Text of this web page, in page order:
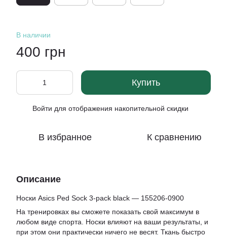
В наличии
400 грн
Купить
Войти для отображения накопительной скидки
В избранное К сравнению
Описание
Носки Asics Ped Sock 3-pack black — 155206-0900
На тренировках вы сможете показать свой максимум в
любом виде спорта. Носки влияют на ваши результаты, и
при этом они практически ничего не весят. Ткань быстро